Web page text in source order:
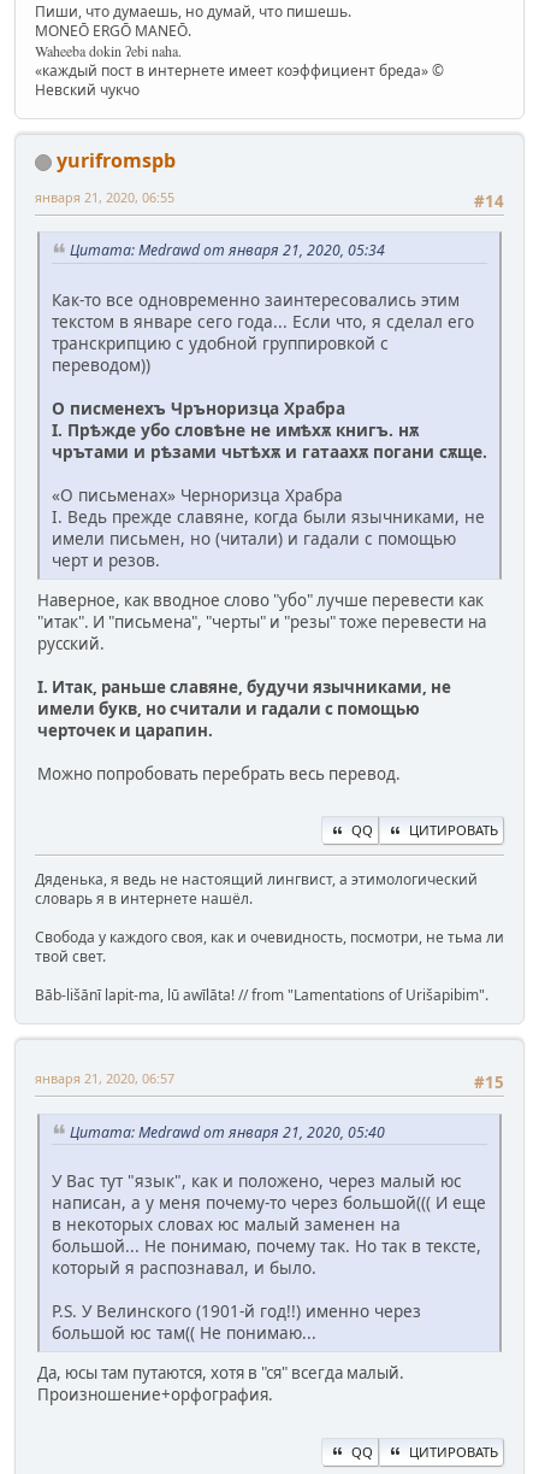
Пиши, что думаешь, но думай, что пишешь.
MONEŌ ERGŌ MANEŌ.
Waheeba dokin ʔebi naha.
«каждый пост в интернете имеет коэффициент бреда» ©
Невский чукчо
yurifromspb
#14
января 21, 2020, 06:55
Цитата: Medrawd от января 21, 2020, 05:34
Как-то все одновременно заинтересовались этим
текстом в январе сего года... Если что, я сделал его
транскрипцию с удобной группировкой с
переводом))
О писменехъ Чръноризца Храбра
I. Прѣжде убо словѣне не имѣхѫ книгъ. нѫ
чрътами и рѣзами чьтѣхѫ и гатаахѫ погани сѫще.
«О письменах» Черноризца Храбра
I. Ведь прежде славяне, когда были язычниками, не
имели письмен, но (читали) и гадали с помощью
черт и резов.
Наверное, как вводное слово "убо" лучше перевести как
"итак". И "письмена", "черты" и "резы" тоже перевести на
русский.
I. Итак, раньше славяне, будучи язычниками, не
имели букв, но считали и гадали с помощью
черточек и царапин.
Можно попробовать перебрать весь перевод.
QQ ЦИТИРОВАТЬ
Дяденька, я ведь не настоящий лингвист, а этимологический
словарь я в интернете нашёл.
Свобода у каждого своя, как и очевидность, посмотри, не тьма ли
твой свет.
Bāb-lišānī lapit-ma, lū awīlāta! // from "Lamentations of Urišapibim".
#15
января 21, 2020, 06:57
Цитата: Medrawd от января 21, 2020, 05:40
У Вас тут "язык", как и положено, через малый юс
написан, а у меня почему-то через большой((( И еще
в некоторых словах юс малый заменен на
большой... Не понимаю, почему так. Но так в тексте,
который я распознавал, и было.
P.S. У Велинского (1901-й год!!) именно через
большой юс там(( Не понимаю...
Да, юсы там путаются, хотя в "ся" всегда малый.
Произношение+орфография.
QQ ЦИТИРОВАТЬ